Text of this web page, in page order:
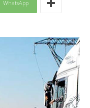
WhatsApp